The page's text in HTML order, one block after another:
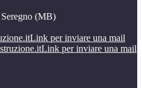
(MB)
Link per inviare una mail
Link per inviare una mail